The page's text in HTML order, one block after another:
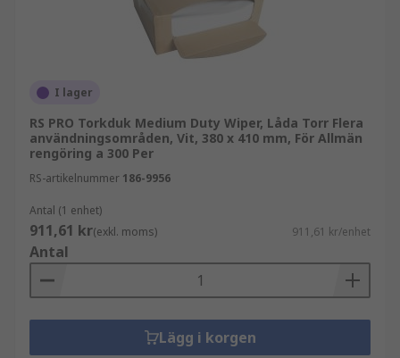
I lager
RS PRO Torkduk Medium Duty Wiper, Låda Torr Flera
användningsområden, Vit, 380 x 410 mm, För Allmän
rengöring a 300 Per
RS-artikelnummer 186-9956
Antal (1 enhet)
911,61 kr(exkl. moms) 911,61 kr/enhet
Antal
Lägg i korgen